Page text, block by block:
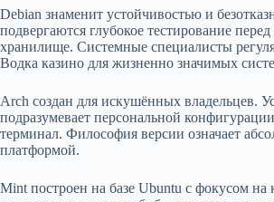
Debian знаменит устойчивостью и
подвергаются глубокое тестирование
хранилище. Системные специалисты
Водка казино для жизненно значимых
Arch создан для искушённых владельцев.
подразумевает персональной
терминал. Философия версии означает
платформой.
Mint построен на базе Ubuntu с фокусом на